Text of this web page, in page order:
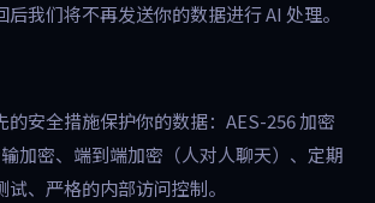
我们将不再发送你的数据进行 AI 处理。
的安全措施保护你的数据：AES-256 加密
加密、端到端加密（人对人聊天）、定期
、严格的内部访问控制。